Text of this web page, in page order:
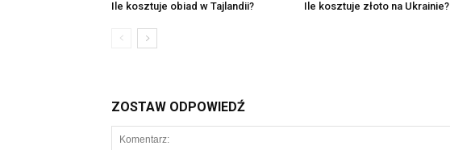
Ile kosztuje obiad w Tajlandii? Ile kosztuje złoto na Ukrainie?
ZOSTAW ODPOWIEDŹ